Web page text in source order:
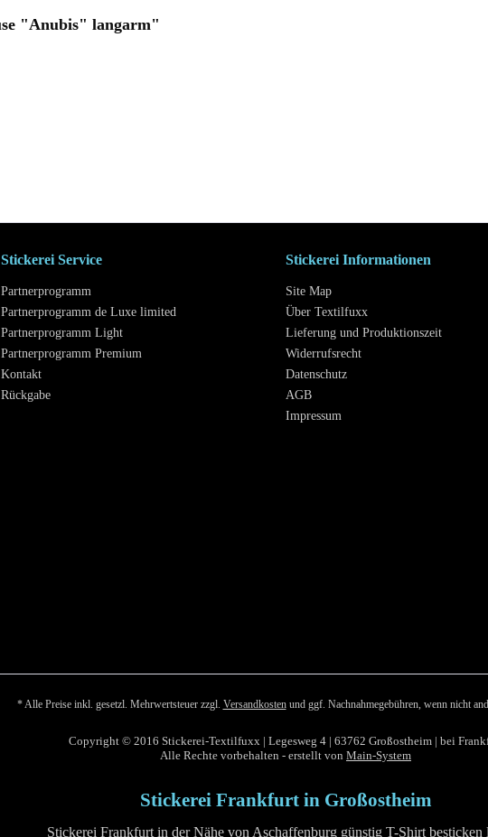
"Anubis" langarm"
Stickerei Service
Partnerprogramm
Partnerprogramm de Luxe limited
Partnerprogramm Light
Partnerprogramm Premium
Kontakt
Rückgabe
Stickerei Informationen
Site Map
Über Textilfuxx
Lieferung und Produktionszeit
Widerrufsrecht
Datenschutz
AGB
Impressum
* Alle Preise inkl. gesetzl. Mehrwertsteuer zzgl. Versandkostenund ggf. Nachnahmegebühren, wenn nicht
Copyright © 2016 Stickerei-Textilfuxx | Legesweg 4 | 63762 Großostheim | bei
Alle Rechte vorbehalten - erstellt von Main-System
Stickerei Frankfurt in Großostheim
Stickerei Frankfurt in der Nähe von Aschaffenburg günstig T-Shirt besticken